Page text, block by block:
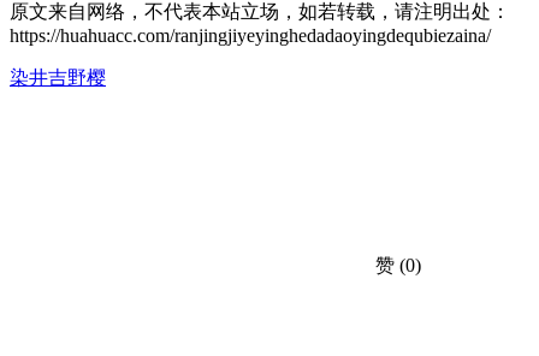
原文来自网络，不代表本站立场，如若转载，请注明出处：
https://huahuacc.com/ranjingjiyeyinghedadaoyingdequbiezaina/
染井吉野樱
赞 (0)